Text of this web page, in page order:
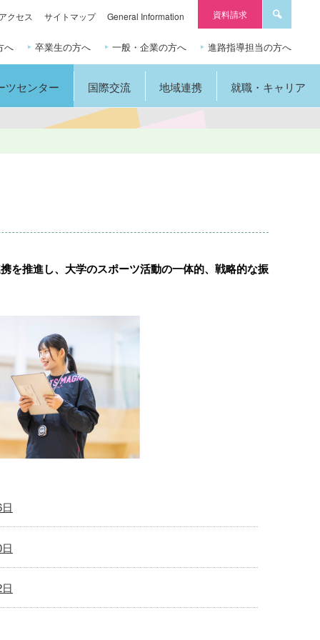
ツセンター 国際交流 地域連携 就職・キャリア
へ 卒業生の方へ 一般・企業の方へ 進路指導担当の方へ
資料請求
クセス サイトマップ General Information
を推進し、大学のスポーツ活動の一体的、戦略的な振